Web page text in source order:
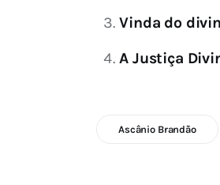
Vinda do
A Justiça
Ascânio Brandão